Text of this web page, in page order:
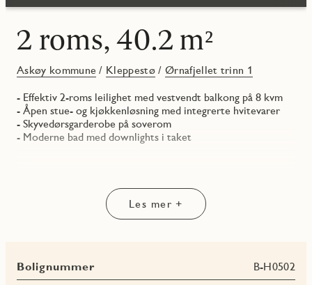
2 roms, 40.2 m²
Askøy kommune / Kleppestø / Ørnafjellet trinn 1
- Effektiv 2-roms leilighet med vestvendt balkong på 8 kvm
- Åpen stue- og kjøkkenløsning med integrerte hvitevarer
- Skyvedørsgarderobe på soverom
- Moderne bad med downlights i taket
Les mer +
Bolignummer B-H0502